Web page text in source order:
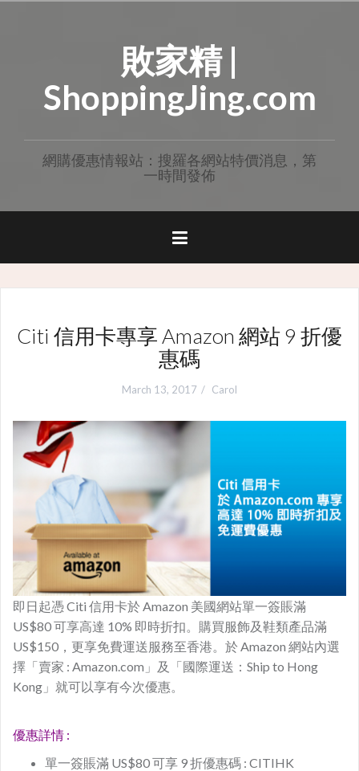
敗家精 |
ShoppingJing.com
網購優惠情報站：搜羅各網站特價消息，第
一時間發佈
Citi 信用卡專享 Amazon 網站 9 折優
惠碼
March 13, 2017 Carol
即日起憑 Citi 信用卡於 Amazon 美國網站單一簽賬滿
US$80 可享高達 10% 即時折扣。購買服飾及鞋類產品滿
US$150，更享免費運送服務至香港。於 Amazon 網站內選
擇「賣家 : Amazon.com」及「國際運送：Ship to Hong
Kong」就可以享有今次優惠。
優惠詳情 :
單一簽賬滿 US$80 可享 9 折優惠碼 : CITIHK